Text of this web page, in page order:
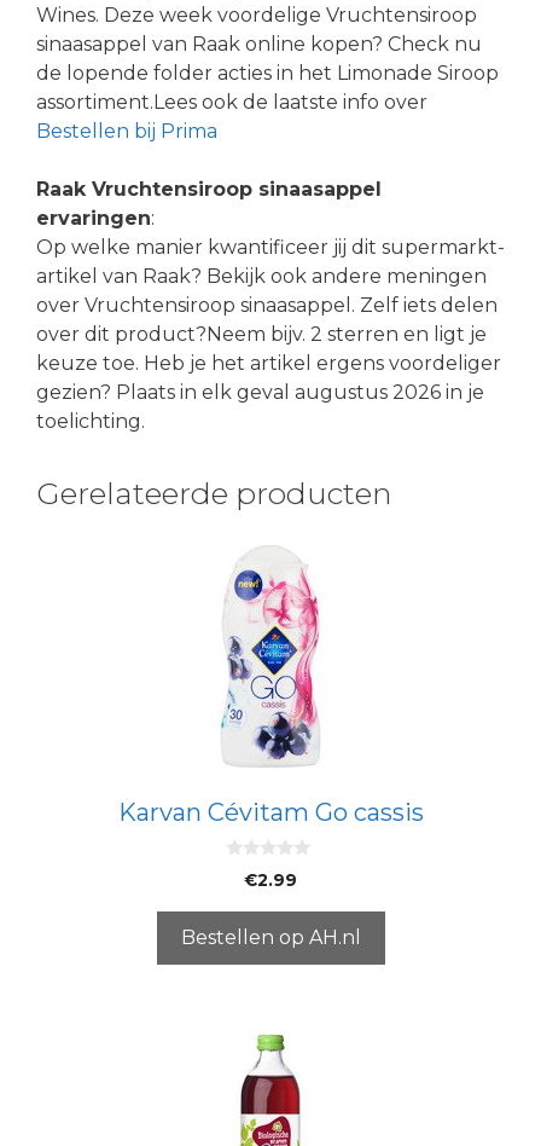
Wines. Deze week voordelige Vruchtensiroop
sinaasappel van Raak online kopen? Check nu
de lopende folder acties in het Limonade Siroop
assortiment.Lees ook de laatste info over
Bestellen bij Prima
Raak Vruchtensiroop sinaasappel
ervaringen:
Op welke manier kwantificeer jij dit supermarkt-
artikel van Raak? Bekijk ook andere meningen
over Vruchtensiroop sinaasappel. Zelf iets delen
over dit product?Neem bijv. 2 sterren en ligt je
keuze toe. Heb je het artikel ergens voordeliger
gezien? Plaats in elk geval augustus 2026 in je
toelichting.
Gerelateerde producten
Karvan Cévitam Go cassis
5
€2.99
Bestellen op AH.nl